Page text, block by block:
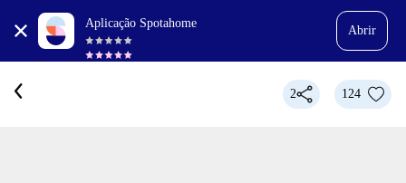
Aplicação Spotahome
Abrir
2 124